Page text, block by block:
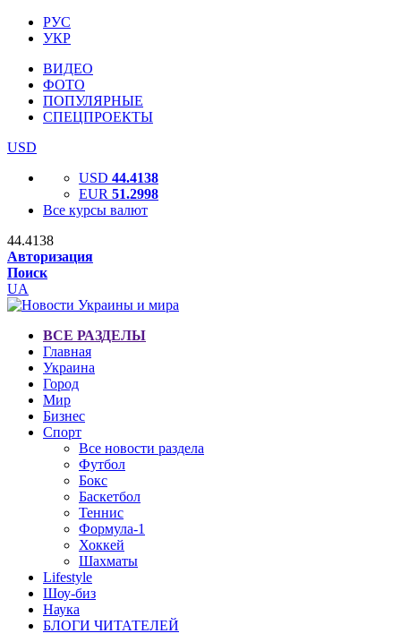
РУС
УКР
ВИДЕО
ФОТО
ПОПУЛЯРНЫЕ
СПЕЦПРОЕКТЫ
USD
USD 44.4138
EUR 51.2998
Все курсы валют
44.4138
Авторизация
Поиск
UA
ВСЕ РАЗДЕЛЫ
Главная
Украина
Город
Мир
Бизнес
Спорт
Все новости раздела
Футбол
Бокс
Баскетбол
Теннис
Формула-1
Хоккей
Шахматы
Lifestyle
Шоу-биз
Наука
БЛОГИ ЧИТАТЕЛЕЙ